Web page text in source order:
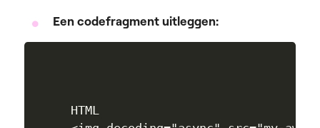
Een codefragment uitleggen:
HTML